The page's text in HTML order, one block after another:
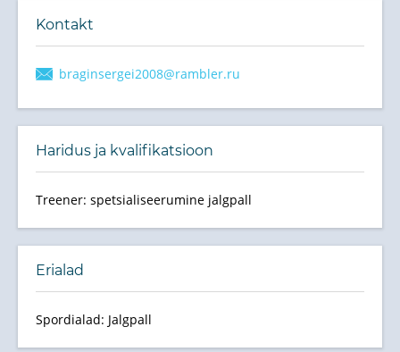
Kontakt
braginsergei2008@rambler.ru
Haridus ja kvalifikatsioon
Treener: spetsialiseerumine jalgpall
Erialad
Spordialad: Jalgpall